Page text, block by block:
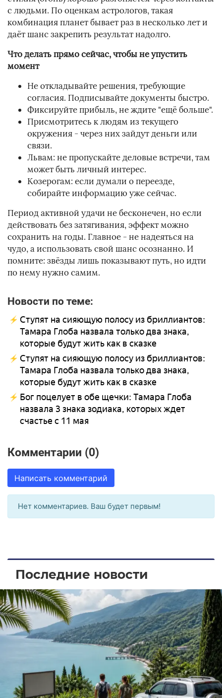
с людьми. По оценкам астрологов, такая
комбинация планет бывает раз в несколько лет и
даёт шанс закрепить результат надолго.
Что делать прямо сейчас, чтобы не упустить
момент
Не откладывайте решения, требующие
согласия. Подписывайте документы быстро.
Фиксируйте прибыль, не ждите "ещё больше".
Присмотритесь к людям из текущего
окружения - через них зайдут деньги или
связи.
Львам: не пропускайте деловые встречи, там
может быть личный интерес.
Козерогам: если думали о переезде,
собирайте информацию уже сейчас.
Период активной удачи не бесконечен, но если
действовать без затягивания, эффект можно
сохранить на годы. Главное - не надеяться на
чудо, а использовать свой шанс осознанно. И
помните: звёзды лишь показывают путь, но идти
по нему нужно самим.
Новости по теме:
Ступят на сияющую полосу из бриллиантов:
Тамара Глоба назвала только два знака,
которые будут жить как в сказке
Ступят на сияющую полосу из бриллиантов:
Тамара Глоба назвала только два знака,
которые будут жить как в сказке
Бог поцелует в обе щечки: Тамара Глоба
назвала 3 знака зодиака, которых ждет
счастье с 11 мая
Комментарии (0)
Написать комментарий
Нет комментариев. Ваш будет первым!
Последние новости